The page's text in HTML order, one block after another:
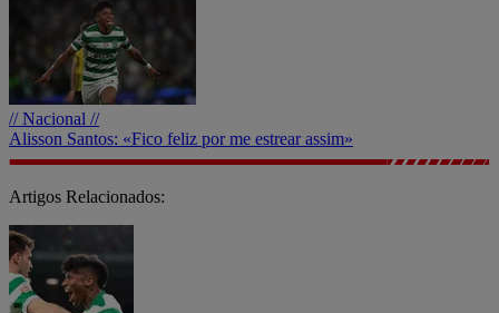
// Nacional //
Alisson Santos: «Fico feliz por me estrear assim»
Artigos Relacionados: